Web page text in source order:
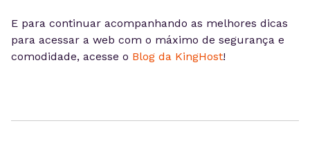
E para continuar acompanhando as melhores dicas
para acessar a web com o máximo de segurança e
comodidade, acesse o Blog da KingHost!